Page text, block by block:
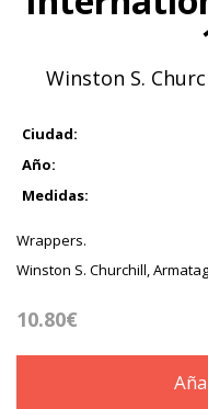
Winston S.
Ciudad:
Año:
Medidas:
Wrappers.
Winston S. Churchill,
10.80€